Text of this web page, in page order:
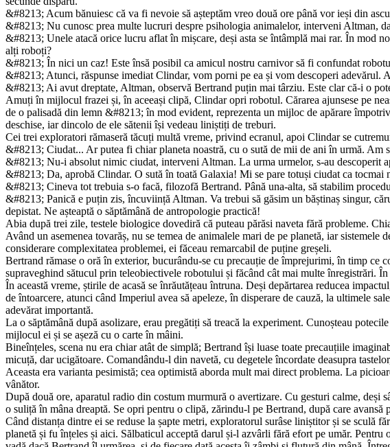
&#8213; Acum bănuiesc că va fi nevoie să așteptăm vreo două ore până vor ieși din
&#8213; Nu cunosc prea multe lucruri despre psihologia animalelor, interveni Altman,
&#8213; Unele atacă orice lucru aflat în mișcare, deși asta se întâmplă mai rar. În mod
alți roboți?
&#8213; În nici un caz! Este însă posibil ca amicul nostru carnivor să fi confundat
&#8213; Atunci, răspunse imediat Clindar, vom porni pe ea și vom des­coperi adevărul.
&#8213; Ai avut dreptate, Altman, observă Bertrand puțin mai târziu. Este clar că-i o
Amuți în mijlocul frazei și, în aceeași clipă, Clindar opri robotul. Cărarea ajunsese pe
de o palisadă din lemn &#8213; în mod evident, reprezenta un mijloc de apărare
deschise, iar dincolo de ele sătenii își vedeau liniștiți de treburi.
Cei trei exploratori rămaseră tăcuți multă vreme, privind ecranul, apoi Clindar se
&#8213; Ciudat... Ar putea fi chiar planeta noastră, cu o sută de mii de ani în urmă. Am
&#8213; Nu-i absolut nimic ciudat, interveni Altman. La urma urmelor, s-au descoperit
&#8213; Da, aprobă Clindar. O sută în toată Galaxia! Mi se pare totuși ciudat ca tocmai
&#8213; Cineva tot trebuia s-o facă, filozofă Bertrand. Până una-alta, să stabilim
&#8213; Panică e puțin zis, încuviință Altman. Va trebui să găsim un băștinaș singur,
depistat. Ne așteaptă o săptămână de antropologie practică!
Abia după trei zile, testele biologice dovediră că puteau părăsi naveta fără probleme.
Având un asemenea tovarăș, nu se temea de animalele mari de pe planetă, iar
considerare complexitatea problemei, ei făceau re­marcabil de puține greșeli.
Bertrand rămase o oră în exterior, bucurându-se cu precauție de împrejurimi, în timp
supraveghind sătucul prin teleobiectivele robotului și făcând cât mai multe înregistrări.
În această vreme, știrile de acasă se înrăutățeau întruna. Deși depărtarea reducea
de întoarcere, atunci când Imperiul avea să apeleze, în disperare de cauză, la ultimele
adevărat importantă.
La o săptămână după asolizare, erau pregătiți să treacă la expe­riment. Cunoșteau
mijlocul ei și se așeză cu o carte în mâini.
Bineînțeles, scena nu era chiar atât de simplă; Bertrand își luase toate precauțiile
micuță, dar ucigătoare. Comandându-l din navetă, cu degete­le încordate deasupra
Aceasta era varianta pesimistă; cea optimistă aborda mult mai direct problema. La
vânător.
După două ore, aparatul radio din costum murmură o avertizare. Cu gesturi calme,
o suliță în mâna dreaptă. Se opri pentru o clipă, zărindu-l pe Bertrand, după care
Când distanța dintre ei se reduse la șapte metri, exploratorul su­râse liniștitor și se
planetă și fu înțeles și aici. Sălbaticul acceptă darul și-l azvârli fără efort pe umăr.